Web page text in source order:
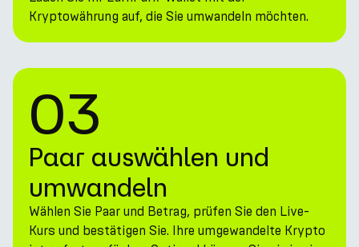
Kryptowährung auf, die Sie umwandeln möchten.
03
Paar auswählen und
umwandeln
Wählen Sie Paar und Betrag, prüfen Sie den Live-
Kurs und bestätigen Sie. Ihre umgewandelte Krypto